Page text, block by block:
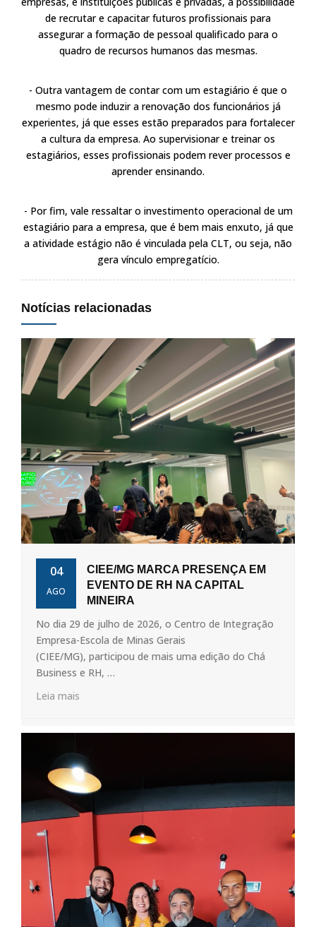
de recrutar e capacitar futuros profissionais para
assegurar a formação de pessoal qualificado para o
quadro de recursos humanos das mesmas.
- Outra vantagem de contar com um estagiário é que o
mesmo pode induzir a renovação dos funcionários já
experientes, já que esses estão preparados para fortalecer
a cultura da empresa. Ao supervisionar e treinar os
estagiários, esses profissionais podem rever processos e
aprender ensinando.
- Por fim, vale ressaltar o investimento operacional de um
estagiário para a empresa, que é bem mais enxuto, já que
a atividade estágio não é vinculada pela CLT, ou seja, não
gera vínculo empregatício.
Notícias relacionadas
04
AGO
CIEE/MG MARCA PRESENÇA EM
EVENTO DE RH NA CAPITAL
MINEIRA
No dia 29 de julho de 2026, o Centro de Integração
Empresa-Escola de Minas Gerais
(CIEE/MG), participou de mais uma edição do Chá
Business e RH, …
Leia mais